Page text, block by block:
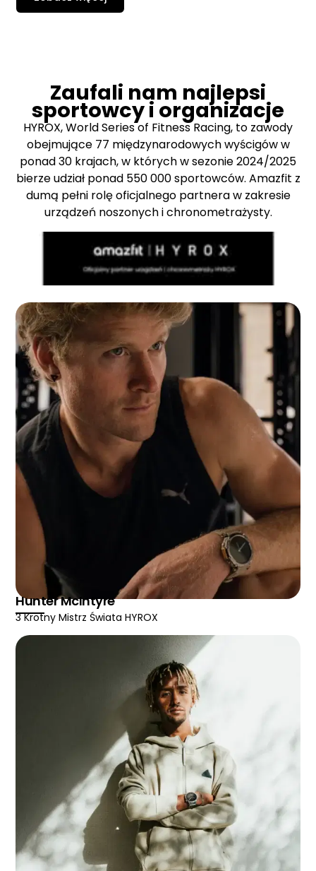
Zaufali nam najlepsi
sportowcy i organizacje
HYROX, World Series of Fitness Racing, to zawody
obejmujące 77 międzynarodowych wyścigów w
ponad 30 krajach, w których w sezonie 2024/2025
bierze udział ponad 550 000 sportowców. Amazfit z
dumą pełni rolę oficjalnego partnera w zakresie
urządzeń noszonych i chronometrażysty.
Hunter McIntyre
3 Krotny Mistrz Świata HYROX